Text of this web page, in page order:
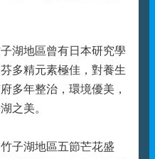
湖地區曾有日本研究學
多精元素極佳，對養生
多年整治，環境優美，
之美。
子湖地區五節芒花盛